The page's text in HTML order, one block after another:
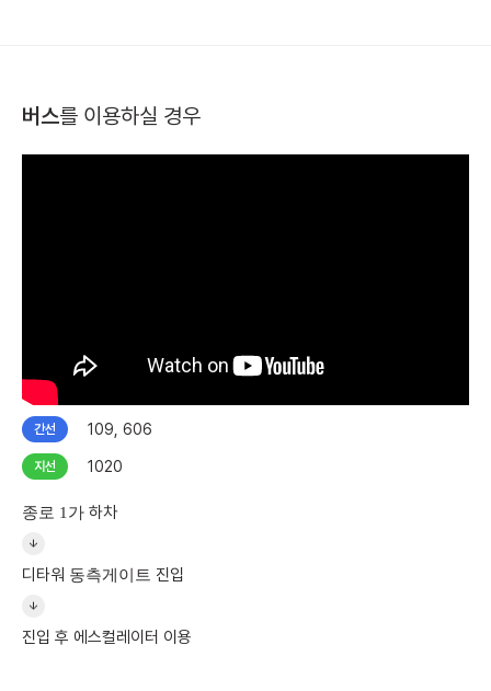
버스를 이용하실 경우
간선 109, 606
지선 1020
종로 1가 하차
디타워 동측게이트 진입
진입 후 에스컬레이터 이용